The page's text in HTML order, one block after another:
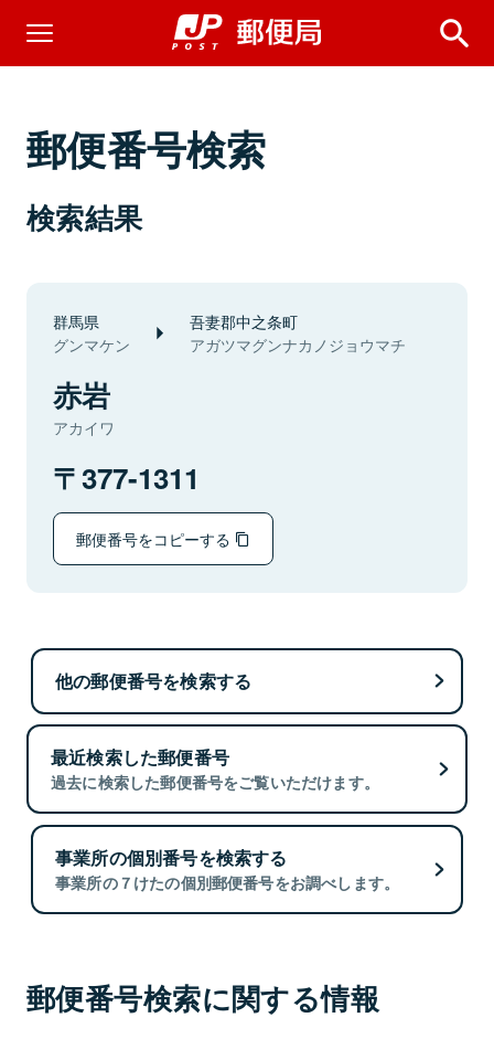
郵便番号検索
検索結果
群馬県
グンマケン
吾妻郡中之条町
アガツマグンナカノジョウマチ
赤岩
アカイワ
377-1311
郵便番号をコピーする
他の郵便番号を検索する
最近検索した郵便番号
過去に検索した郵便番号をご覧いただけます。
事業所の個別番号を検索する
事業所の７けたの個別郵便番号をお調べします。
郵便番号検索に関する情報